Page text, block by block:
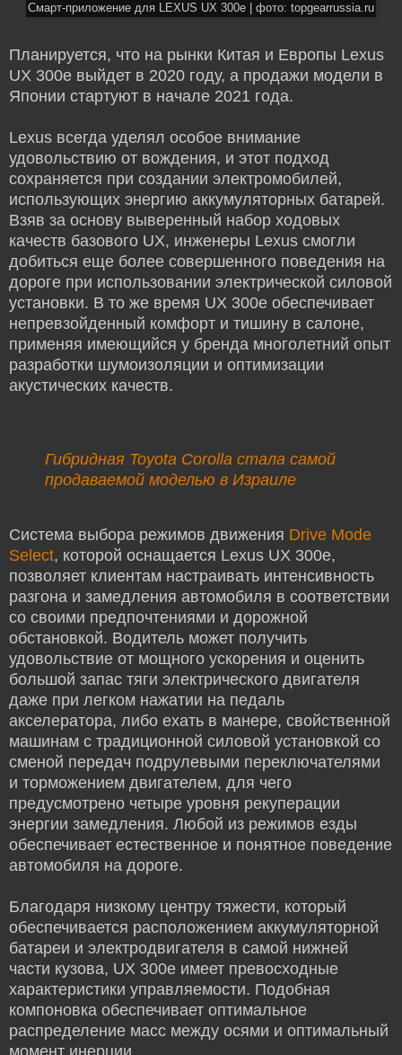
Смарт-приложение для LEXUS UX 300e | фото: topgearrussia.ru
Планируется, что на рынки Китая и Европы Lexus
UX 300e выйдет в 2020 году, а продажи модели в
Японии стартуют в начале 2021 года.
Lexus всегда уделял особое внимание
удовольствию от вождения, и этот подход
сохраняется при создании электромобилей,
использующих энергию аккумуляторных батарей.
Взяв за основу выверенный набор ходовых
качеств базового UX, инженеры Lexus смогли
добиться еще более совершенного поведения на
дороге при использовании электрической силовой
установки. В то же время UX 300e обеспечивает
непревзойденный комфорт и тишину в салоне,
применяя имеющийся у бренда многолетний опыт
разработки шумоизоляции и оптимизации
акустических качеств.
Гибридная Toyota Corolla стала самой
продаваемой моделью в Израиле
Система выбора режимов движения Drive Mode
Select, которой оснащается Lexus UX 300e,
позволяет клиентам настраивать интенсивность
разгона и замедления автомобиля в соответствии
со своими предпочтениями и дорожной
обстановкой. Водитель может получить
удовольствие от мощного ускорения и оценить
большой запас тяги электрического двигателя
даже при легком нажатии на педаль
акселератора, либо ехать в манере, свойственной
машинам с традиционной силовой установкой со
сменой передач подрулевыми переключателями
и торможением двигателем, для чего
предусмотрено четыре уровня рекуперации
энергии замедления. Любой из режимов езды
обеспечивает естественное и понятное поведение
автомобиля на дороге.
Благодаря низкому центру тяжести, который
обеспечивается расположением аккумуляторной
батареи и электродвигателя в самой нижней
части кузова, UX 300e имеет превосходные
характеристики управляемости. Подобная
компоновка обеспечивает оптимальное
распределение масс между осями и оптимальный